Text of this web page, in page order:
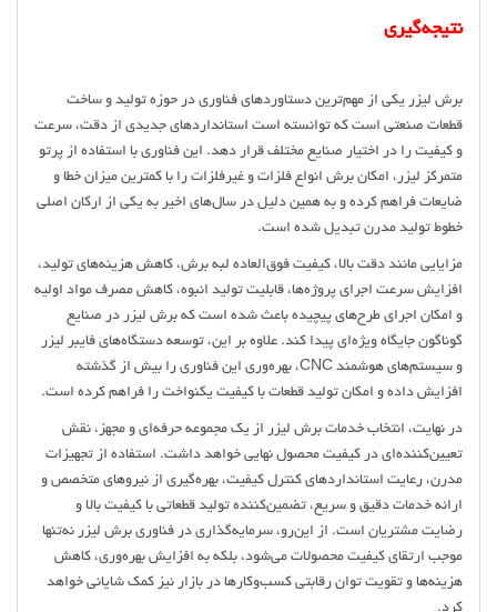
نتیجه‌گیری
برش لیزر یکی از مهم‌ترین دستاوردهای فناوری در حوزه تولید و ساخت
قطعات صنعتی است که توانسته است استانداردهای جدیدی از دقت، سرعت
و کیفیت را در اختیار صنایع مختلف قرار دهد. این فناوری با استفاده از پرتو
متمرکز لیزر، امکان برش انواع فلزات و غیرفلزات را با کمترین میزان خطا و
ضایعات فراهم کرده و به همین دلیل در سال‌های اخیر به یکی از ارکان اصلی
خطوط تولید مدرن تبدیل شده است.
مزایایی مانند دقت بالا، کیفیت فوق‌العاده لبه برش، کاهش هزینه‌های تولید،
افزایش سرعت اجرای پروژه‌ها، قابلیت تولید انبوه، کاهش مصرف مواد اولیه
و امکان اجرای طرح‌های پیچیده باعث شده است که برش لیزر در صنایع
گوناگون جایگاه ویژه‌ای پیدا کند. علاوه بر این، توسعه دستگاه‌های فایبر لیزر
و سیستم‌های هوشمند CNC، بهره‌وری این فناوری را بیش از گذشته
افزایش داده و امکان تولید قطعات با کیفیت یکنواخت را فراهم کرده است.
در نهایت، انتخاب خدمات برش لیزر از یک مجموعه حرفه‌ای و مجهز، نقش
تعیین‌کننده‌ای در کیفیت محصول نهایی خواهد داشت. استفاده از تجهیزات
مدرن، رعایت استانداردهای کنترل کیفیت، بهره‌گیری از نیروهای متخصص و
ارائه خدمات دقیق و سریع، تضمین‌کننده تولید قطعاتی با کیفیت بالا و
رضایت مشتریان است. از این‌رو، سرمایه‌گذاری در فناوری برش لیزر نه‌تنها
موجب ارتقای کیفیت محصولات می‌شود، بلکه به افزایش بهره‌وری، کاهش
هزینه‌ها و تقویت توان رقابتی کسب‌وکارها در بازار نیز کمک شایانی خواهد
کرد.